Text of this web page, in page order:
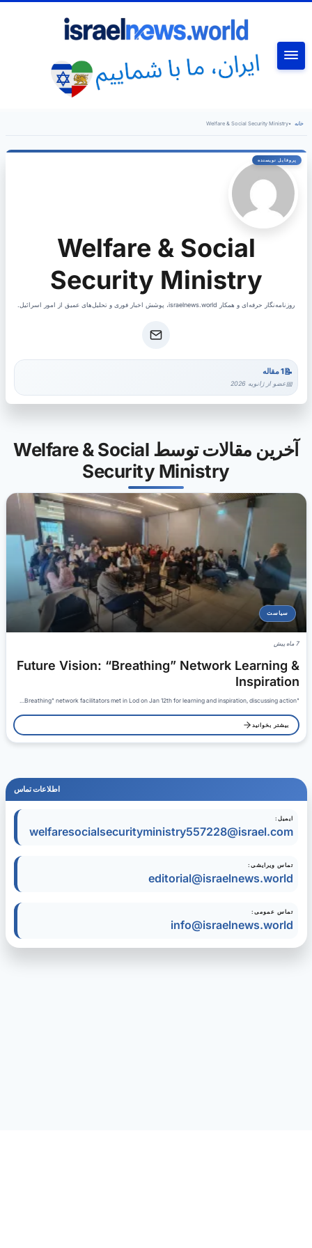
خانه •
Welfare & Social Security Ministry
Welfare & Social
Security Ministry
روزنامه‌نگار حرفه‌ای و همکار israelnews.world، پوشش اخبار فوری و تحلیل‌های عمیق از امور اسرائیل.
1 مقاله
عضو از ژانویه 2026
آخرین مقالات توسط Welfare & Social
Security Ministry
سیاست
7 ماه پیش
Future Vision: “Breathing” Network Learning &
Inspiration
"Breathing" network facilitators met in Lod on Jan 12th for learning and inspiration, discussing action…
بیشتر بخوانید
اطلاعات تماس
ایمیل:
welfaresocialsecurityministry557228@israel.com
تماس ویرایشی:
editorial@israelnews.world
تماس عمومی:
info@israelnews.world